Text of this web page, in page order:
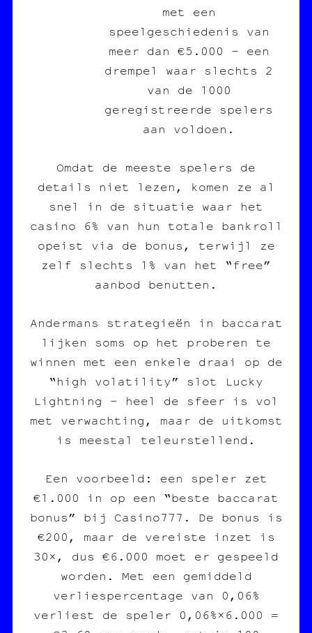
met een
speelgeschiedenis van
meer dan €5.000 – een
drempel waar slechts 2
van de 1000
geregistreerde spelers
aan voldoen.
Omdat de meeste spelers de
details niet lezen, komen ze al
snel in de situatie waar het
casino 6% van hun totale bankroll
opeist via de bonus, terwijl ze
zelf slechts 1% van het “free”
aanbod benutten.
Andermans strategieën in baccarat
lijken soms op het proberen te
winnen met een enkele draai op de
“high volatility” slot Lucky
Lightning – heel de sfeer is vol
met verwachting, maar de uitkomst
is meestal teleurstellend.
Een voorbeeld: een speler zet
€1.000 in op een “beste baccarat
bonus” bij Casino777. De bonus is
€200, maar de vereiste inzet is
30×, dus €6.000 moet er gespeeld
worden. Met een gemiddeld
verliespercentage van 0,06%
verliest de speler 0,06%×6.000 =